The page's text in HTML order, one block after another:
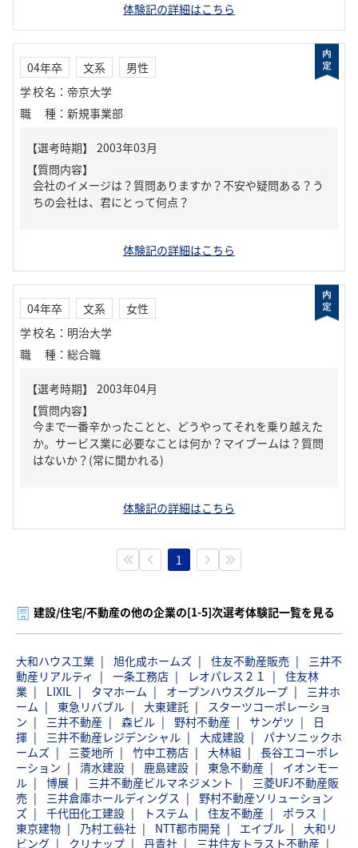
体験記の詳細はこちら
04年卒 文系
男性
学校名 ： 帝京大学
職種 ： 新規事業部
【質問内容】
会社のイメージは？質問ありますか？不安や疑問ある？う
ちの会社は、君にとって何点？
体験記の詳細はこちら
04年卒 文系
女性
学校名 ： 明治大学
職種 ： 総合職
【質問内容】
今まで一番辛かったことと、どうやってそれを乗り越えた
か。サービス業に必要なことは何か？マイブームは？質問
はないか？(常に聞かれる)
体験記の詳細はこちら
1
建設/住宅/不動産の他の企業の[1-5]次選考体験記一覧を見る
大和ハウス工業 旭化成ホームズ 住友不動産販売
三井不
動産リアルティ
一条工務店 レオパレス２１
住友林
業
LIXIL タマホーム オープンハウスグループ
三井ホ
ーム
東急リバブル 大東建託
スターツコーポレーショ
ン
三井不動産 森ビル 野村不動産 サンゲツ
日
揮
三井不動産レジデンシャル 大成建設
パナソニックホ
ームズ
三菱地所 竹中工務店 大林組
長谷工コーポレ
ーション
清水建設 鹿島建設 東急不動産
イオンモー
ル
博展 三井不動産ビルマネジメント
三菱UFJ不動産販
売
三井倉庫ホールディングス
野村不動産ソリューション
ズ
千代田化工建設 トステム 住友不動産
ポラス
東京建物
乃村工藝社 NTT都市開発 エイブル
大和リ
ビング
クリナップ 丹青社 三井住友トラスト不動産